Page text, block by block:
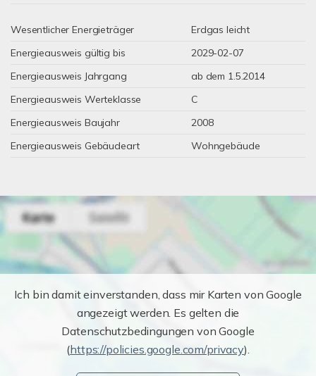
Wesentlicher Energieträger
Erdgas leicht
Energieausweis gültig bis
2029-02-07
Energieausweis Jahrgang
ab dem 1.5.2014
Energieausweis Werteklasse
C
Energieausweis Baujahr
2008
Energieausweis Gebäudeart
Wohngebäude
Ich bin damit einverstanden, dass mir Karten von Google
angezeigt werden. Es gelten die
Datenschutzbedingungen von Google
(https://policies.google.com/privacy).